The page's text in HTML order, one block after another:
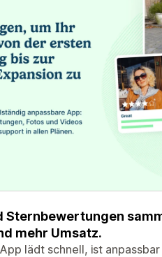
Sternbewertungen
mehr Umsatz.
lädt schnell, ist